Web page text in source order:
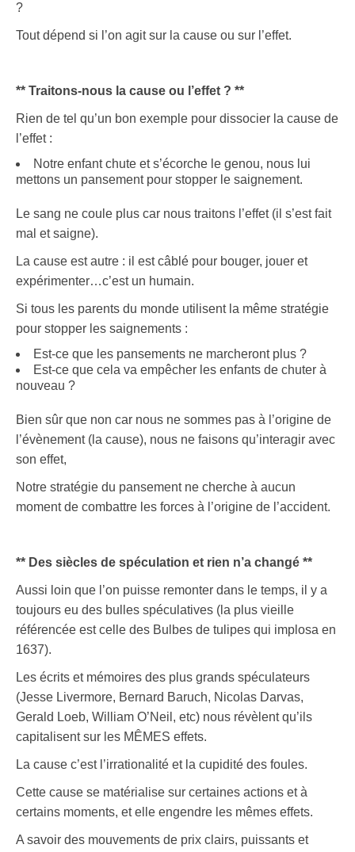
?
Tout dépend si l’on agit sur la cause ou sur l’effet.
** Traitons-nous la cause ou l’effet ? **
Rien de tel qu’un bon exemple pour dissocier la cause de
l’effet :
Notre enfant chute et s’écorche le genou, nous lui
mettons un pansement pour stopper le saignement.
Le sang ne coule plus car nous traitons l’effet (il s’est fait
mal et saigne).
La cause est autre : il est câblé pour bouger, jouer et
expérimenter…c’est un humain.
Si tous les parents du monde utilisent la même stratégie
pour stopper les saignements :
Est-ce que les pansements ne marcheront plus ?
Est-ce que cela va empêcher les enfants de chuter à
nouveau ?
Bien sûr que non car nous ne sommes pas à l’origine de
l’évènement (la cause), nous ne faisons qu’interagir avec
son effet,
Notre stratégie du pansement ne cherche à aucun
moment de combattre les forces à l’origine de l’accident.
** Des siècles de spéculation et rien n’a changé **
Aussi loin que l’on puisse remonter dans le temps, il y a
toujours eu des bulles spéculatives (la plus vieille
référencée est celle des Bulbes de tulipes qui implosa en
1637).
Les écrits et mémoires des plus grands spéculateurs
(Jesse Livermore, Bernard Baruch, Nicolas Darvas,
Gerald Loeb, William O’Neil, etc) nous révèlent qu’ils
capitalisent sur les MÊMES effets.
La cause c’est l’irrationalité et la cupidité des foules.
Cette cause se matérialise sur certaines actions et à
certains moments, et elle engendre les mêmes effets.
A savoir des mouvements de prix clairs, puissants et